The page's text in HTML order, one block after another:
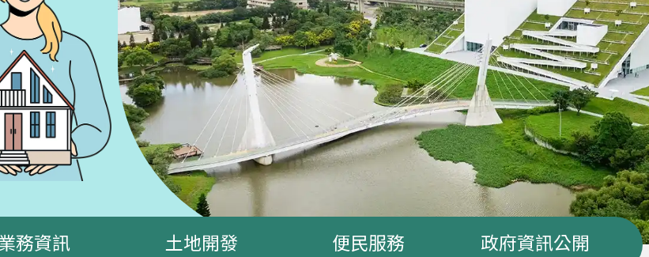
務資訊 土地開發 便民服務 政府資訊公開